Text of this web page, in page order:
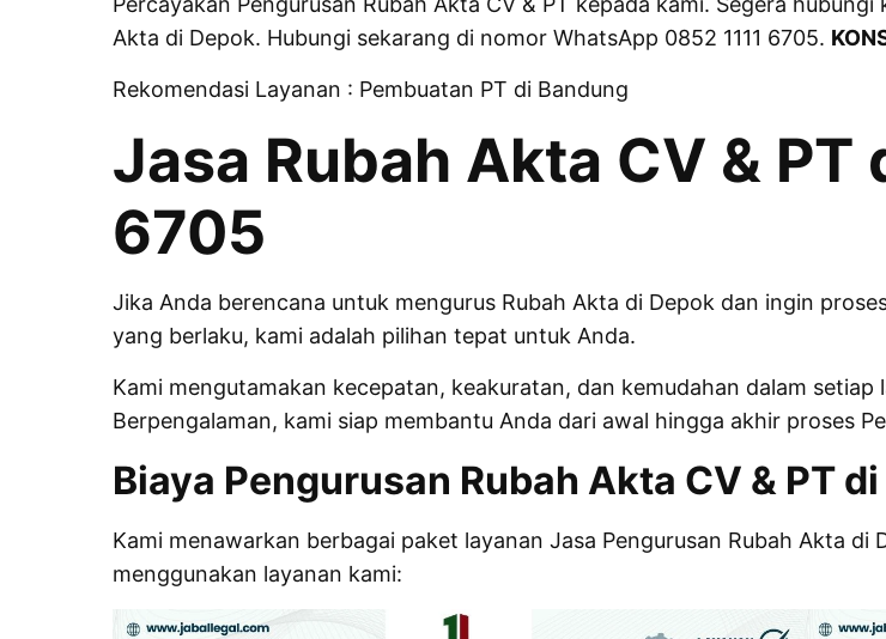
Akta di Depok. Hubungi sekarang di nomor WhatsApp 0852 1111 6705.
Rekomendasi Layanan : Pembuatan PT di Bandung
Jasa Rubah Akta CV & PT
6705
Jika Anda berencana untuk mengurus Rubah Akta di Depok dan ingin
yang berlaku, kami adalah pilihan tepat untuk Anda.
Kami mengutamakan kecepatan, keakuratan, dan kemudahan dalam
Berpengalaman, kami siap membantu Anda dari awal hingga akhir proses
Biaya Pengurusan Rubah Akta CV & PT
Kami menawarkan berbagai paket layanan Jasa Pengurusan Rubah Akta di
menggunakan layanan kami: